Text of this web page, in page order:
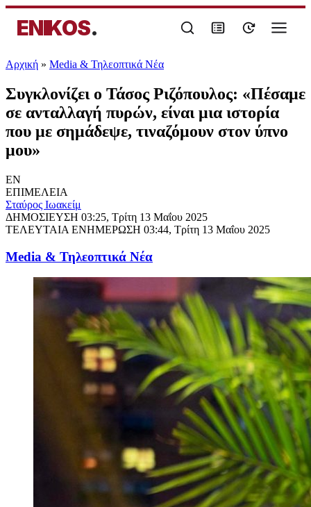
ENIKOS.
Αρχική » Media & Τηλεοπτικά Νέα
Συγκλονίζει ο Τάσος Ριζόπουλος: «Πέσαμε
σε ανταλλαγή πυρών, είναι μια ιστορία
που με σημάδεψε, τιναζόμουν στον ύπνο
μου»
EN
ΕΠΙΜΕΛΕΙΑ
Σταύρος Ιωακείμ
ΔΗΜΟΣΙΕΥΣΗ 03:25, Τρίτη 13 Μαΐου 2025
ΤΕΛΕΥΤΑΙΑ ΕΝΗΜΕΡΩΣΗ 03:44, Τρίτη 13 Μαΐου 2025
Media & Τηλεοπτικά Νέα